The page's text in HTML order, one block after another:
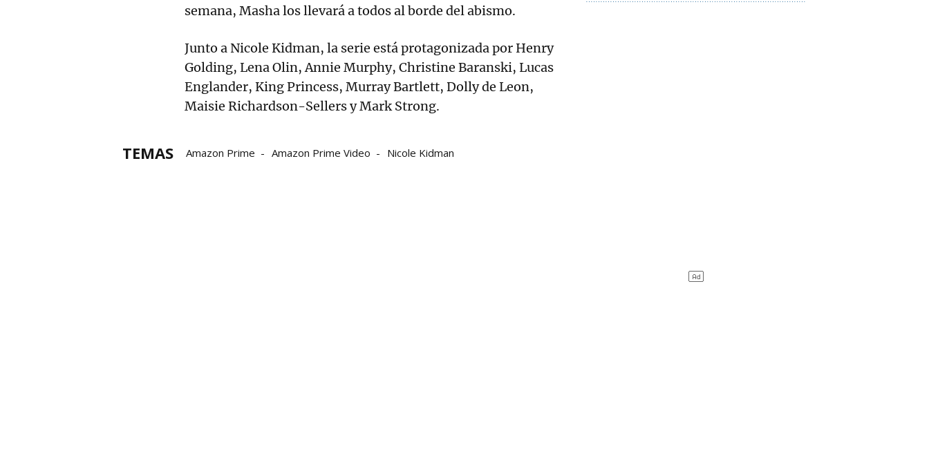
semana, Masha los llevará a todos al borde del abismo.
Junto a Nicole Kidman, la serie está protagonizada por Henry
Golding, Lena Olin, Annie Murphy, Christine Baranski, Lucas
Englander, King Princess, Murray Bartlett, Dolly de Leon,
Maisie Richardson-Sellers y Mark Strong.
TEMAS Amazon Prime Amazon Prime Video Nicole Kidman